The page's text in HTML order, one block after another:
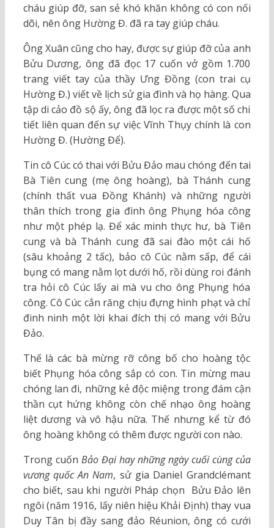
cháu giúp đỡ, san sẻ khó khăn không có con nối
dõi, nên ông Hường Đ. đã ra tay giúp cháu.
Ông Xuân cũng cho hay, được sự giúp đỡ của anh
Bửu Dương, ông đã đọc 17 cuốn vở gồm 1.700
trang viết tay của thầy Ưng Đồng (con trai cụ
Hường Đ.) viết về lịch sử gia đình và họ hàng. Qua
tập di cảo đồ sộ ấy, ông đã lọc ra được một số chi
tiết liên quan đến sự việc Vĩnh Thụy chính là con
Hường Đ. (Hường Để).
Tin cô Cúc có thai với Bửu Đảo mau chóng đến tai
Bà Tiên cung (mẹ ông hoàng), bà Thánh cung
(chính thất vua Đồng Khánh) và những người
thân thích trong gia đình ông Phụng hóa công
như một phép lạ. Để xác minh thực hư, bà Tiên
cung và bà Thánh cung đã sai đào một cái hố
(sâu khoảng 2 tấc), bảo cô Cúc nằm sấp, để cái
bụng có mang nằm lọt dưới hố, rồi dùng roi đánh
tra hỏi cô Cúc lấy ai mà vu cho ông Phụng hóa
công. Cô Cúc cắn răng chịu đựng hình phạt và chỉ
đinh ninh một lời khai đích thị có mang với Bửu
Đảo.
Thế là các bà mừng rỡ công bố cho hoàng tộc
biết Phụng hóa công sắp có con. Tin mừng mau
chóng lan đi, những kẻ độc miệng trong đám cận
thần cụt hứng không còn chế nhạo ông hoàng
liệt dương và vô hậu nữa. Thế nhưng kể từ đó
ông hoàng không có thêm được người con nào.
Trong cuốn Bảo Đại hay những ngày cuối cùng của
vương quốc An Nam, sử gia Daniel Grandclémant
cho biết, sau khi người Pháp chọn Bửu Đảo lên
ngôi (năm 1916, lấy niên hiệu Khải Định) thay vua
Duy Tân bị đầy sang đảo Réunion, ông có cưới